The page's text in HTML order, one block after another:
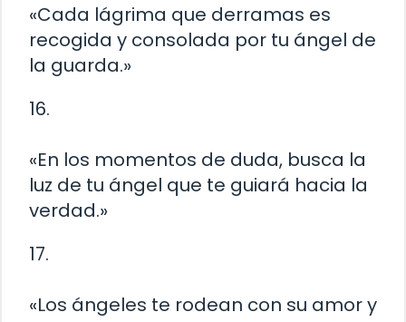
«Cada lágrima que derramas es
recogida y consolada por tu ángel de
la guarda.»
16.
«En los momentos de duda, busca la
luz de tu ángel que te guiará hacia la
verdad.»
17.
«Los ángeles te rodean con su amor y